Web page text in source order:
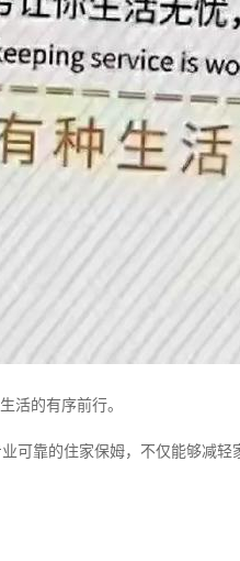
活的有序前行。
可靠的住家保姆，不仅能够减